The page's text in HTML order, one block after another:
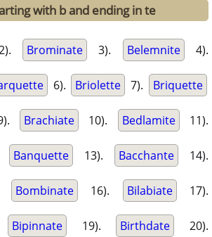
with b and ending in te
Brominate 3). Belemnite 4).
6). Briolette 7). Briquette
Brachiate 10). Bedlamite 11).
Banquette 13). Bacchante 14).
Bombinate 16). Bilabiate 17).
Bipinnate 19). Birthdate 20).